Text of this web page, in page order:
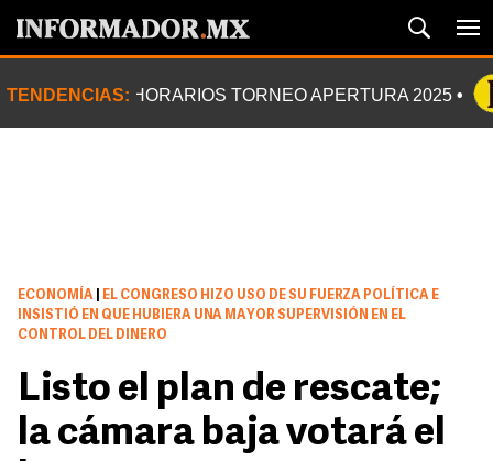
TENDENCIAS: HORARIOS TORNEO APERTURA 2025
ECONOMÍA
EL CONGRESO HIZO USO DE SU FUERZA POLÍTICA E
INSISTIÓ EN QUE HUBIERA UNA MAYOR SUPERVISIÓN EN EL
CONTROL DEL DINERO
Listo el plan de rescate;
la cámara baja votará el